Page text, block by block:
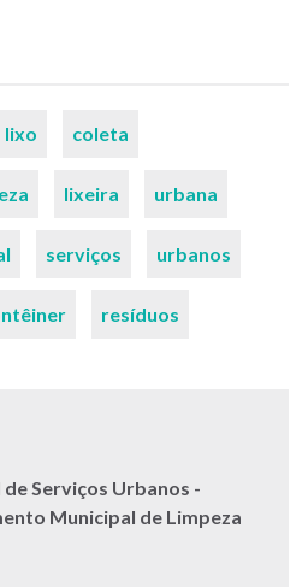
lixo coleta
lixeira urbana
serviços urbanos
resíduos
Serviços Urbanos -
Municipal de Limpeza